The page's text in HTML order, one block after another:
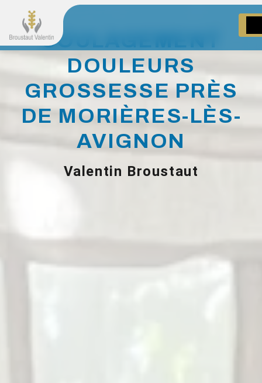
SOULAGEMENT
DOULEURS
GROSSESSE PRÈS
DE MORIÈRES-LÈS-
AVIGNON
Valentin Broustaut
Panneau de gestion des cookies